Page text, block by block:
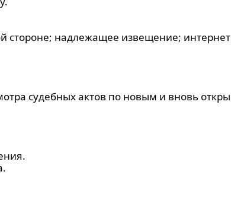
стороне; надлежащее извещение;
судебных актов по новым и вновь